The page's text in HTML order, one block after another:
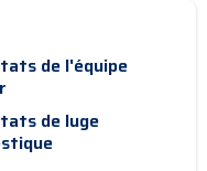
de l'équipe
de luge